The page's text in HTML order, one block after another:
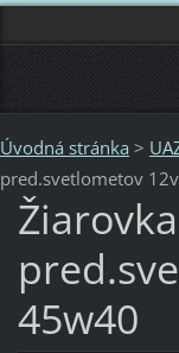
Úvodná stránka >
pred.svetlometov
Žiarovka
45w40